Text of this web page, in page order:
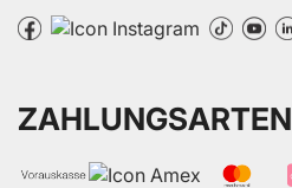
ZAHLUNGSARTEN